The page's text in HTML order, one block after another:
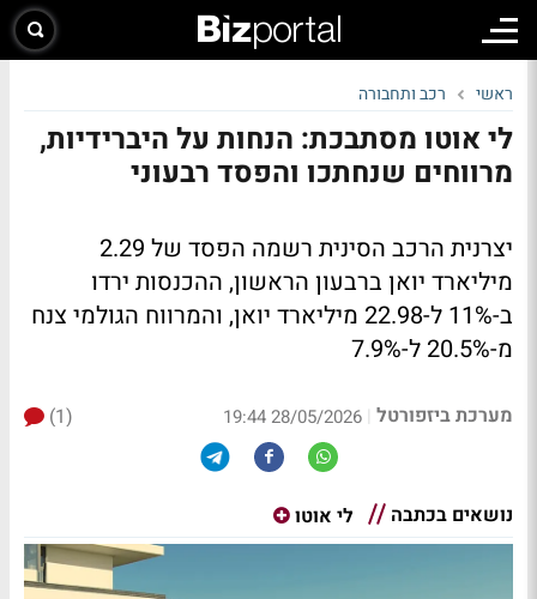
ראשי רכב ותחבורה
לי אוטו מסתבכת: הנחות על היברידיות,
מרווחים שנחתכו והפסד רבעוני
יצרנית הרכב הסינית רשמה הפסד של 2.29
מיליארד יואן ברבעון הראשון, ההכנסות ירדו
ב-11% ל-22.98 מיליארד יואן, והמרווח הגולמי צנח
מ-20.5% ל-7.9%
מערכת ביזפורטל |
28/05/2026 19:44
(1)
נושאים בכתבה לי אוטו